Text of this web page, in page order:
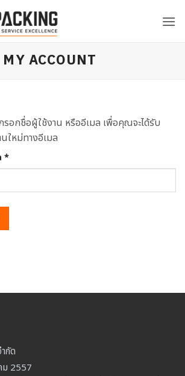
MY ACCOUNT
อกชื่อผู้ใช้งาน หรืออีเมล เพื่อคุณจะได้รับ
ใหม่ทางอีเมล
*ต้องการ
กัด
ม 2557